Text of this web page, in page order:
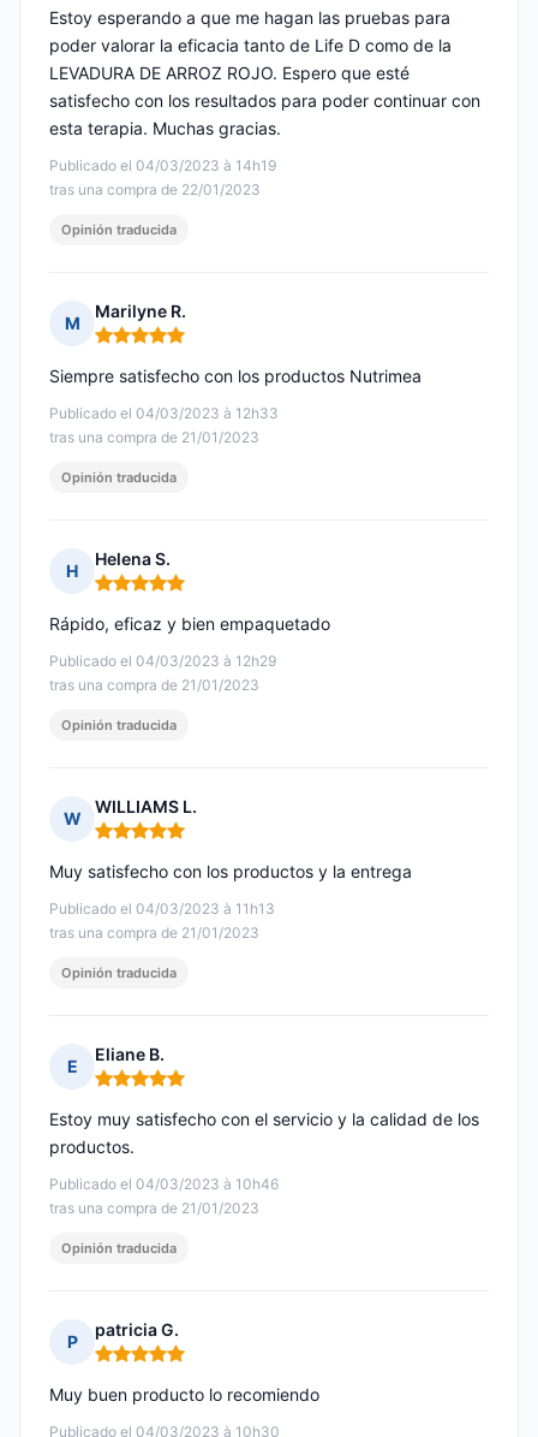
Publicado el 04/03/2023 à 14h19
tras una compra de 22/01/2023
Estoy esperando a que me hagan las pruebas para
poder valorar la eficacia tanto de Life D como de la
LEVADURA DE ARROZ ROJO. Espero que esté
satisfecho con los resultados para poder continuar con
esta terapia. Muchas gracias.
Opinión traducida
M
Marilyne R.
Nota: 5 de 5
Publicado el 04/03/2023 à 12h33
tras una compra de 21/01/2023
Siempre satisfecho con los productos Nutrimea
Opinión traducida
H
Helena S.
Nota: 5 de 5
Publicado el 04/03/2023 à 12h29
tras una compra de 21/01/2023
Rápido, eficaz y bien empaquetado
Opinión traducida
W
WILLIAMS L.
Nota: 5 de 5
Publicado el 04/03/2023 à 11h13
tras una compra de 21/01/2023
Muy satisfecho con los productos y la entrega
Opinión traducida
E
Eliane B.
Nota: 5 de 5
Publicado el 04/03/2023 à 10h46
tras una compra de 21/01/2023
Estoy muy satisfecho con el servicio y la calidad de los
productos.
Opinión traducida
P
patricia G.
Nota: 5 de 5
Publicado el 04/03/2023 à 10h30
Muy buen producto lo recomiendo